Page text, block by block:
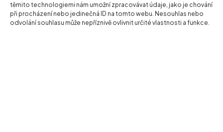
těmito technologiemi nám umožní zpracovávat údaje, jako je chování
při procházení nebo jedinečná ID na tomto webu. Nesouhlas nebo
odvolání souhlasu může nepříznivě ovlivnit určité vlastnosti a funkce.
TagsREG_B